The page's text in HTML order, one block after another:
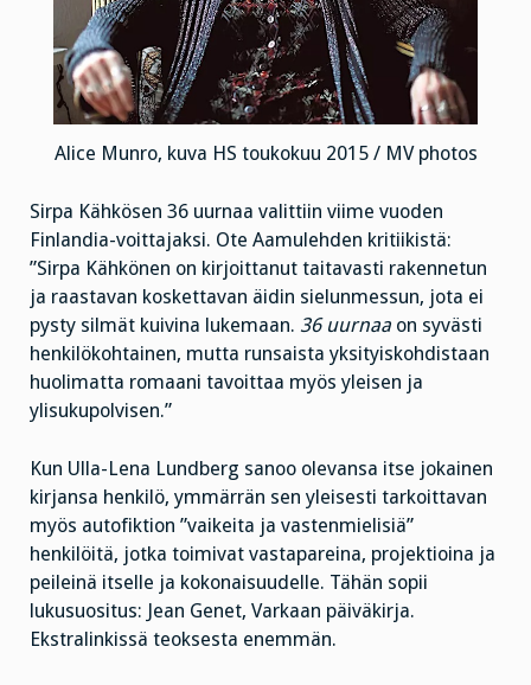
Alice Munro, kuva HS toukokuu 2015 / MV photos
Sirpa Kähkösen 36 uurnaa valittiin viime vuoden
Finlandia-voittajaksi. Ote Aamulehden kritiikistä:
”Sirpa Kähkönen on kirjoittanut taitavasti rakennetun
ja raastavan koskettavan äidin sielunmessun, jota ei
pysty silmät kuivina lukemaan. 36 uurnaa on syvästi
henkilökohtainen, mutta runsaista yksityiskohdistaan
huolimatta romaani tavoittaa myös yleisen ja
ylisukupolvisen.”
Kun Ulla-Lena Lundberg sanoo olevansa itse jokainen
kirjansa henkilö, ymmärrän sen yleisesti tarkoittavan
myös autofiktion ”vaikeita ja vastenmielisiä”
henkilöitä, jotka toimivat vastapareina, projektioina ja
peileinä itselle ja kokonaisuudelle. Tähän sopii
lukusuositus: Jean Genet, Varkaan päiväkirja.
Ekstralinkissä teoksesta enemmän.